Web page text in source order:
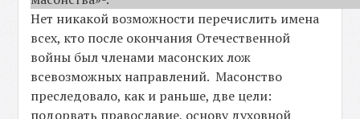
Нет никакой возможности перечислить имена
всех, кто после окончания Отечественной
войны был членами масонских лож
всевозможных направлений. Масонство
преследовало, как и раньше, две цели:
подорвать православие, основу духовной